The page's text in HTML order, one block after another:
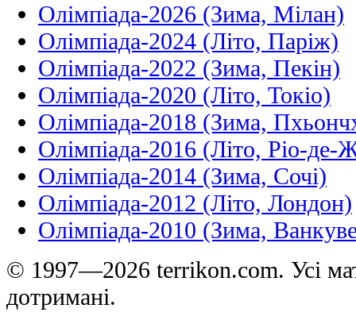
Олімпіада-2026 (Зима, Мілан)
Олімпіада-2024 (Літо, Паріж)
Олімпіада-2022 (Зима, Пекін)
Олімпіада-2020 (Літо, Токіо)
Олімпіада-2018 (Зима,
Олімпіада-2016 (Літо, Ріо-де-
Олімпіада-2014 (Зима, Сочі)
Олімпіада-2012 (Літо, Лондон)
Олімпіада-2010 (Зима,
© 1997—2026 terrikon.com. Усі
дотримані.